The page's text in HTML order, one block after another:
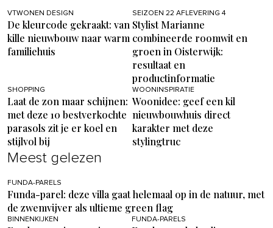
VTWONEN DESIGN
De kleurcode gekraakt: van
kille nieuwbouw naar warm
familiehuis
SEIZOEN 22 AFLEVERING 4
Stylist Marianne
combineerde roomwit en
groen in Oisterwijk:
resultaat en
productinformatie
SHOPPING
Laat de zon maar schijnen:
met deze 10 bestverkochte
parasols zit je er koel en
stijlvol bij
WOONINSPIRATIE
Woonidee: geef een kil
nieuwbouwhuis direct
karakter met deze
stylingtruc
Meest gelezen
FUNDA-PARELS
Funda-parel: deze villa gaat helemaal op in de natuur, met
de zwemvijver als ultieme green flag
BINNENKIJKEN FUNDA-PARELS